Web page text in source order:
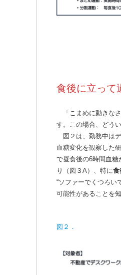
食後に立って
「こまめに動きな
す。この場合、どう
図２は、勤務中は
血糖変化を観察した
で昼食後の6時間血
り（図３A）、特に食
“ソファーでくつろい
可能性があることを
図２．